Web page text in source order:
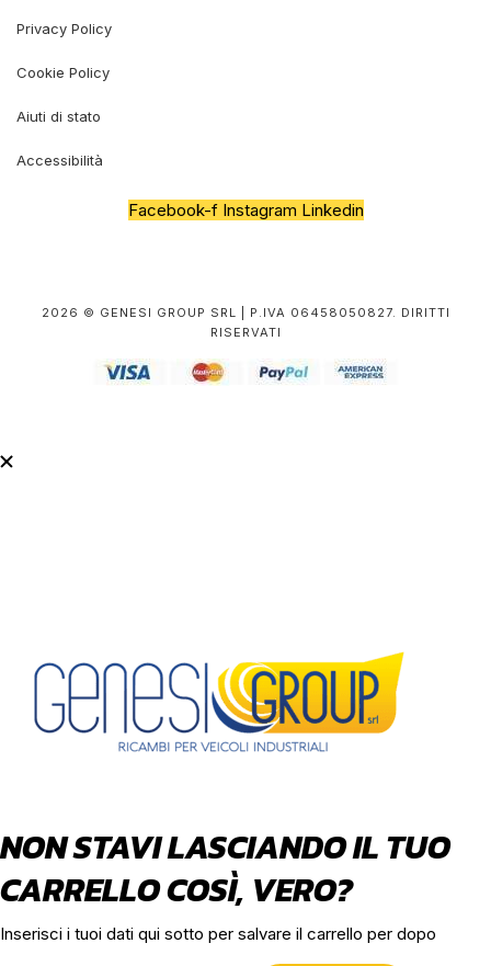
Privacy Policy
Cookie Policy
Aiuti di stato
Accessibilità
Facebook-f Instagram Linkedin
2026 © GENESI GROUP SRL | P.IVA 06458050827. DIRITTI
RISERVATI
NON STAVI LASCIANDO IL TUO
CARRELLO COSÌ, VERO?
Inserisci i tuoi dati qui sotto per salvare il carrello per dopo